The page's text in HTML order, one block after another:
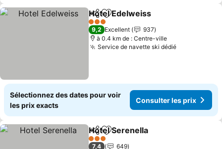
PartagerAjouter à mes favoris
Hotel Edelweiss
3 Étoiles
9,2 Excellent
937
à 0.4 km de : Centre-ville
Service de navette ski dédié
Sélectionnez des dates pour voir
les prix exacts
Consulter les prix
PartagerAjouter à mes favoris
Hotel Serenella
3 Étoiles
7,4 649